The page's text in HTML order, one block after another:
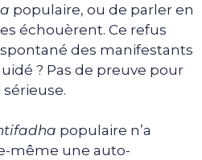
populaire, ou de parler en
échouèrent. Ce refus
des manifestants
? Pas de preuve pour
populaire n’a
même une auto-